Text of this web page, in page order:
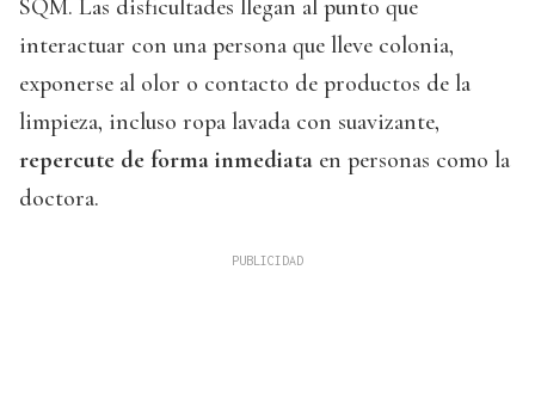
SQM. Las disficultades llegan al punto que
interactuar con una persona que lleve colonia,
exponerse al olor o contacto de productos de la
limpieza, incluso ropa lavada con suavizante,
repercute de forma inmediata en personas como la
doctora.